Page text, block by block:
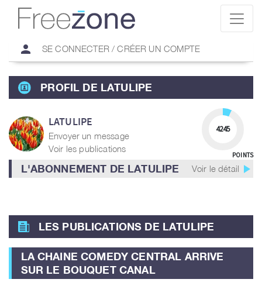
person SE CONNECTER / CRÉER UN COMPTE
PROFIL DE LATULIPE
LATULIPE
Envoyer un message
Voir les publications
4245
POINTS
L'ABONNEMENT DE LATULIPE Voir le détail play_arrow
LES PUBLICATIONS DE LATULIPE
LA CHAINE COMEDY CENTRAL ARRIVE
SUR LE BOUQUET CANAL